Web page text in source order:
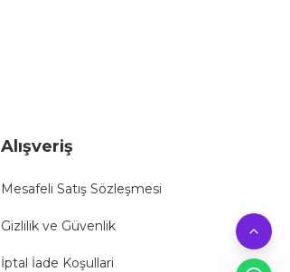
Alışveriş
Mesafeli Satış Sözleşmesi
Gizlilik ve Güvenlik
İptal İade Koşullari